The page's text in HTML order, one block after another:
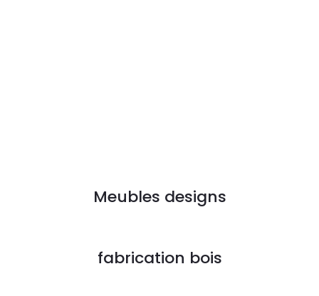
Meubles designs
fabrication bois